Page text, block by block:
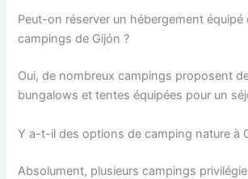
Peut-on réserver un hébergement équipé
campings de Gijón ?
Oui, de nombreux campings proposent
bungalows et tentes équipées pour un
Y a-t-il des options de camping nature à
Absolument, plusieurs campings